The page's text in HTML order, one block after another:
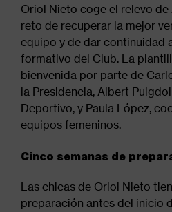
Oriol Nieto coge el relevo
reto de recuperar la mejor
equipo y de dar continuidad
formativo del Club. La
bienvenida por parte de
la Presidencia, Albert
Deportivo, y Paula López,
equipos femeninos.
Cinco semanas de
Las chicas de Oriol Nieto
preparación antes del inicio